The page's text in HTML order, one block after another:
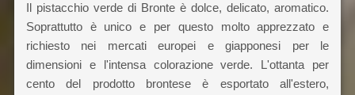
Il pistacchio verde di Bronte è dolce, delicato, aromatico.
Soprattutto è unico e per questo molto apprezzato e
richiesto nei mercati europei e giapponesi per le
dimensioni e l'intensa colorazione verde. L'ottanta per
cento del prodotto brontese è esportato all'estero,